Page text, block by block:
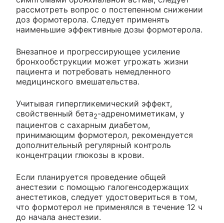
рассмотреть вопрос о постепенном снижении
доз формотерола. Следует применять
наименьшие эффективные дозы формотерола.
Внезапное и прогрессирующее усиление
бронхообструкции может угрожать жизни
пациента и потребовать немедленного
медицинского вмешательства.
Учитывая гипергликемический эффект,
свойственный бета2-адреномиметикам, у
пациентов с сахарным диабетом,
принимающим формотерол, рекомендуется
дополнительный регулярный контроль
концентрации глюкозы в крови.
Если планируется проведение общей
анестезии с помощью галогенсодержащих
анестетиков, следует удостовериться в том,
что формотерол не применялся в течение 12 ч
до начала анестезии.